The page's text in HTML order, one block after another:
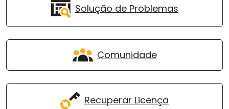
Solução de Problemas
Comunidade
Recuperar Licença